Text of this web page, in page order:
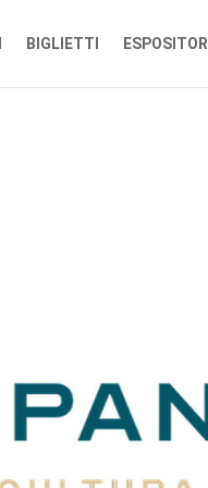
BIGLIETTI ESPOSITORI